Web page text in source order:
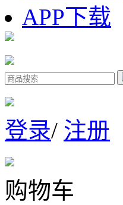
APP下载
登录/ 注册
购物车